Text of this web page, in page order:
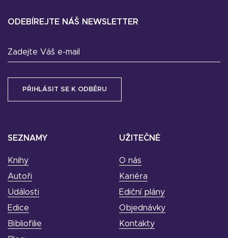
SEZNAMY
Knihy
Autoři
Události
Edice
Bibliofilie
UŽITEČNÉ
O nás
Kariéra
Ediční plány
Objednávky
Kontakty
ODEBÍREJTE NÁŠ NEWSLETTER
Zadejte Váš e-mail